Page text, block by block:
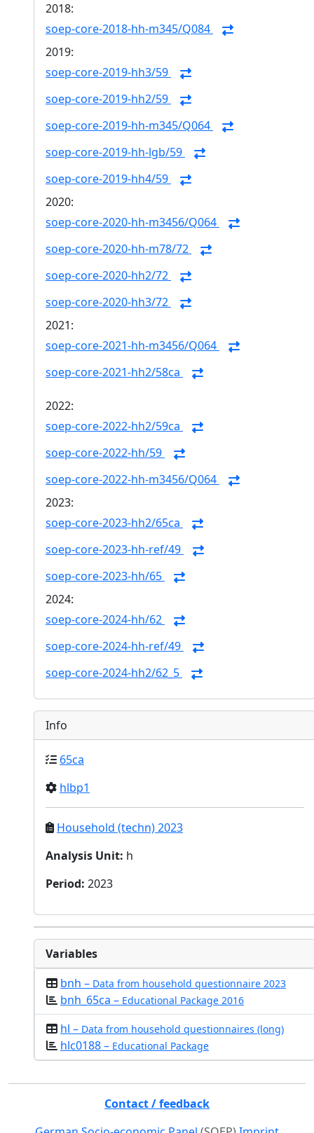
2018:
soep-core-2018-hh-m345/Q084
2019:
soep-core-2019-hh3/59
soep-core-2019-hh2/59
soep-core-2019-hh-m345/Q064
soep-core-2019-hh-lgb/59
soep-core-2019-hh4/59
2020:
soep-core-2020-hh-m3456/Q064
soep-core-2020-hh-m78/72
soep-core-2020-hh2/72
soep-core-2020-hh3/72
2021:
soep-core-2021-hh-m3456/Q064
soep-core-2021-hh2/58ca
2022:
soep-core-2022-hh2/59ca
soep-core-2022-hh/59
soep-core-2022-hh-m3456/Q064
2023:
soep-core-2023-hh2/65ca
soep-core-2023-hh-ref/49
soep-core-2023-hh/65
2024:
soep-core-2024-hh/62
soep-core-2024-hh-ref/49
soep-core-2024-hh2/62_5
Info
65ca
hlbp1
Household (techn) 2023
Analysis Unit: h
Period: 2023
Variables
bnh – Data from household questionnaire 2023
bnh_65ca – Educational Package 2016
hl – Data from household questionnaires (long)
hlc0188 – Educational Package
Contact / feedback